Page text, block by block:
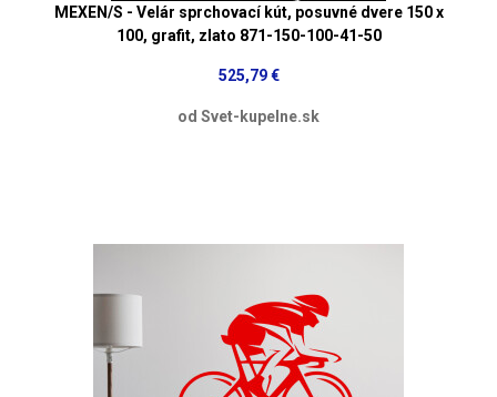
MEXEN/S - Velár sprchovací kút, posuvné dvere 150 x
100, grafit, zlato 871-150-100-41-50
525,79 €
od Svet-kupelne.sk